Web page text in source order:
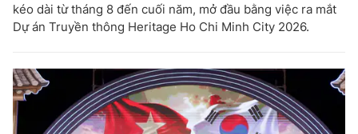
kéo dài từ tháng 8 đến cuối năm, mở đầu bằng việc ra mắt
Dự án Truyền thông Heritage Ho Chi Minh City 2026.